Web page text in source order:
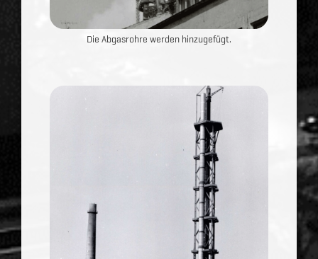
Die Abgasrohre werden hinzugefügt.